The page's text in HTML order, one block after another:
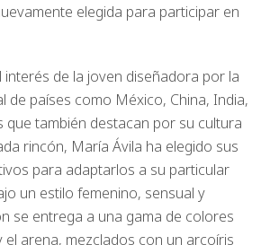
elegida para participar en
interés de la joven diseñadora por la
de países como México, China, India,
que también destacan por su cultura
rincón, María Ávila ha elegido sus
para adaptarlos a su particular
un estilo femenino, sensual y
se entrega a una gama de colores
el arena, mezclados con un arcoíris